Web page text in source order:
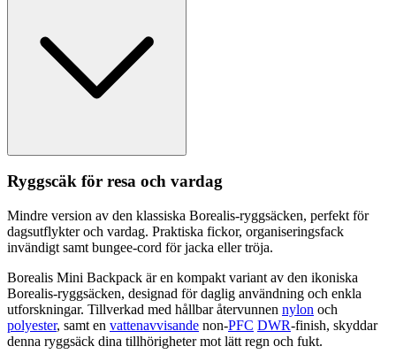
Ryggscäk för resa och vardag
Mindre version av den klassiska Borealis-ryggsäcken, perfekt för
dagsutflykter och vardag. Praktiska fickor, organiseringsfack
invändigt samt bungee-cord för jacka eller tröja.
Borealis Mini Backpack är en kompakt variant av den ikoniska
Borealis-ryggsäcken, designad för daglig användning och enkla
utforskningar. Tillverkad med hållbar återvunnen nylon och
polyester, samt en vattenavvisande non-PFC DWR-finish, skyddar
denna ryggsäck dina tillhörigheter mot lätt regn och fukt.